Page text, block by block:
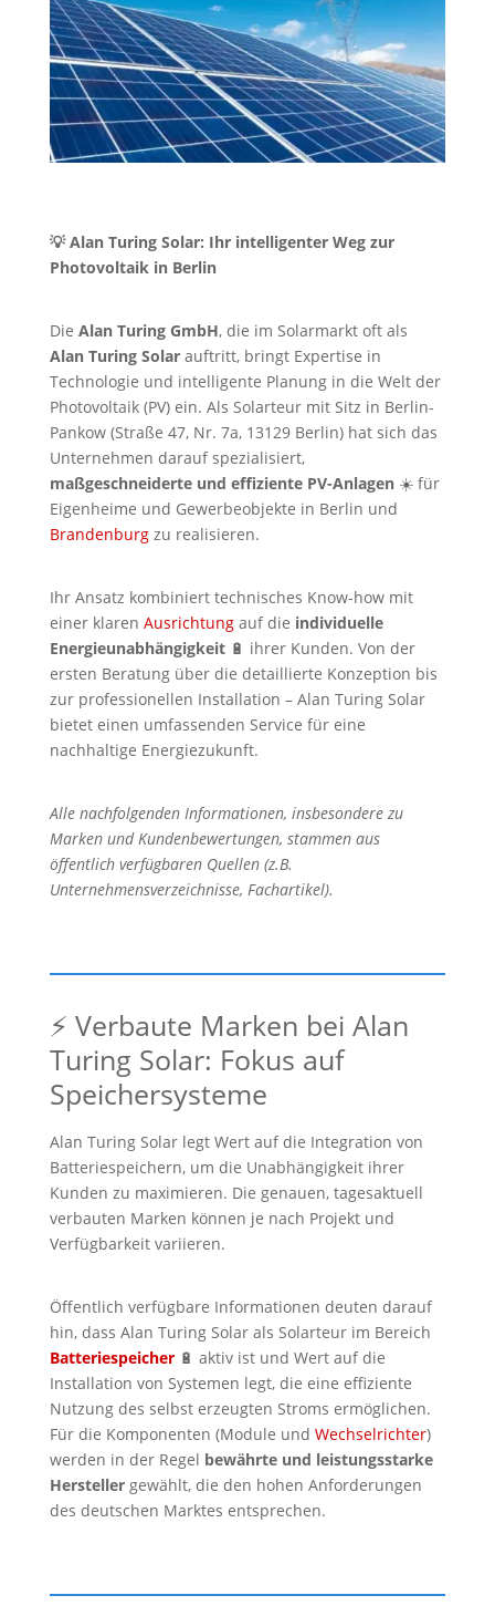
💡 Alan Turing Solar: Ihr intelligenter Weg zur
Photovoltaik in Berlin
Die Alan Turing GmbH, die im Solarmarkt oft als
Alan Turing Solarauftritt, bringt Expertise in
Technologie und intelligente Planung in die Welt der
Photovoltaik (PV) ein. Als Solarteur mit Sitz in Berlin-
Pankow (Straße 47, Nr. 7a, 13129 Berlin) hat sich das
Unternehmen darauf spezialisiert,
maßgeschneiderte und effiziente PV-Anlagen☀️ für
Eigenheime und Gewerbeobjekte in Berlin und
Brandenburgzu realisieren.
Ihr Ansatz kombiniert technisches Know-how mit
einer klaren Ausrichtungauf die individuelle
Energieunabhängigkeit🔋 ihrer Kunden. Von der
ersten Beratung über die detaillierte Konzeption bis
zur professionellen Installation – Alan Turing Solar
bietet einen umfassenden Service für eine
nachhaltige Energiezukunft.
Alle nachfolgenden Informationen, insbesondere zu
Marken und Kundenbewertungen, stammen aus
öffentlich verfügbaren Quellen (z.B.
Unternehmensverzeichnisse, Fachartikel).
⚡ Verbaute Marken bei Alan
Turing Solar: Fokus auf
Speichersysteme
Alan Turing Solar legt Wert auf die Integration von
Batteriespeichern, um die Unabhängigkeit ihrer
Kunden zu maximieren. Die genauen, tagesaktuell
verbauten Marken können je nach Projekt und
Verfügbarkeit variieren.
Öffentlich verfügbare Informationen deuten darauf
hin, dass Alan Turing Solar als Solarteur im Bereich
Batteriespeicher🔋 aktiv ist und Wert auf die
Installation von Systemen legt, die eine effiziente
Nutzung des selbst erzeugten Stroms ermöglichen.
Für die Komponenten (Module und Wechselrichter)
werden in der Regel bewährte und leistungsstarke
Herstellergewählt, die den hohen Anforderungen
des deutschen Marktes entsprechen.